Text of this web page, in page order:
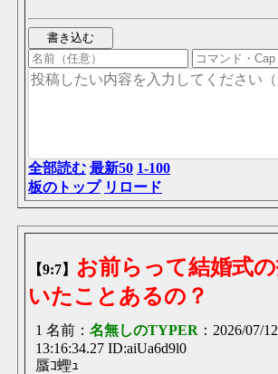
全部読む 最新50 1-100
板のトップ リロード
【9:7】 お前らって結婚式
いたことあるの？
1 名前： 名無しのTYPER ：2026/07/
13:16:34.27 ID:aiUa6d9l0
蜃ｺ蟶ｭ